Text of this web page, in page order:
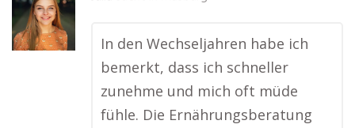
In den Wechseljahren habe ich
bemerkt, dass ich schneller
zunehme und mich oft müde
fühle. Die Ernährungsberatung